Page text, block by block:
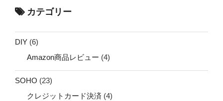
カテゴリー
DIY (6)
Amazon商品レビュー (4)
SOHO (23)
クレジットカード決済 (4)